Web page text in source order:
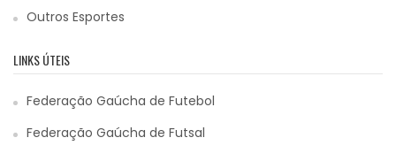
Outros Esportes
LINKS ÚTEIS
Federação Gaúcha de Futebol
Federação Gaúcha de Futsal